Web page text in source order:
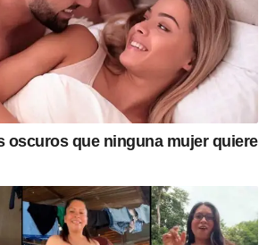
oscuros que ninguna mujer quiere